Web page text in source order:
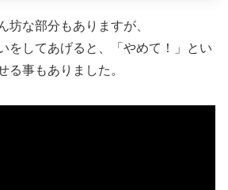
坊な部分もありますが、
をしてあげると、「やめて！」とい
る事もありました。